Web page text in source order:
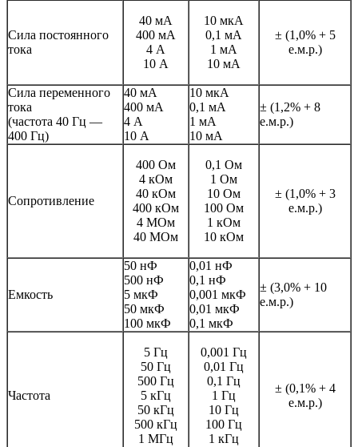
Сила постоянного
тока
40 мА
400 мА
4 А
10 А
10 мкА
0,1 мА
1 мА
10 мА
± (1,0% + 5
е.м.р.)
Сила переменного
тока
(частота 40 Гц —
400 Гц)
40 мА
400 мА
4 А
10 А
10 мкА
0,1 мА
1 мА
10 мА
± (1,2% + 8
е.м.р.)
Сопротивление
400 Ом
4 кОм
40 кОм
400 кОм
4 МОм
40 МОм
0,1 Ом
1 Ом
10 Ом
100 Ом
1 кОм
10 кОм
± (1,0% + 3
е.м.р.)
Емкость
50 нФ
500 нФ
5 мкФ
50 мкФ
100 мкФ
0,01 нФ
0,1 нФ
0,001 мкФ
0,01 мкФ
0,1 мкФ
± (3,0% + 10
е.м.р.)
Частота
5 Гц
50 Гц
500 Гц
5 кГц
50 кГц
500 кГц
1 МГц
0,001 Гц
0,01 Гц
0,1 Гц
1 Гц
10 Гц
100 Гц
1 кГц
± (0,1% + 4
е.м.р.)